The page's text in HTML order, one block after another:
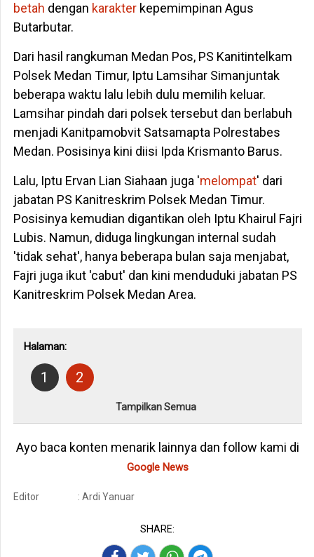
betah dengan karakterkepemimpinan Agus
Butarbutar.
Dari hasil rangkuman Medan Pos, PS Kanitintelkam
Polsek Medan Timur, Iptu Lamsihar Simanjuntak
beberapa waktu lalu lebih dulu memilih keluar.
Lamsihar pindah dari polsek tersebut dan berlabuh
menjadi Kanitpamobvit Satsamapta Polrestabes
Medan. Posisinya kini diisi Ipda Krismanto Barus.
Lalu, Iptu Ervan Lian Siahaan juga 'melompat' dari
jabatan PS Kanitreskrim Polsek Medan Timur.
Posisinya kemudian digantikan oleh Iptu Khairul Fajri
Lubis. Namun, diduga lingkungan internal sudah
'tidak sehat', hanya beberapa bulan saja menjabat,
Fajri juga ikut 'cabut' dan kini menduduki jabatan PS
Kanitreskrim Polsek Medan Area.
Halaman:
1 2
Tampilkan Semua
Ayo baca konten menarik lainnya dan follow kami di
Google News
Editor : Ardi Yanuar
SHARE: